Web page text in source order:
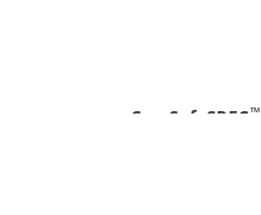
Con SafeSPEC™